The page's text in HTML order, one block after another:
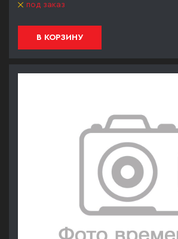
под заказ
В КОРЗИНУ